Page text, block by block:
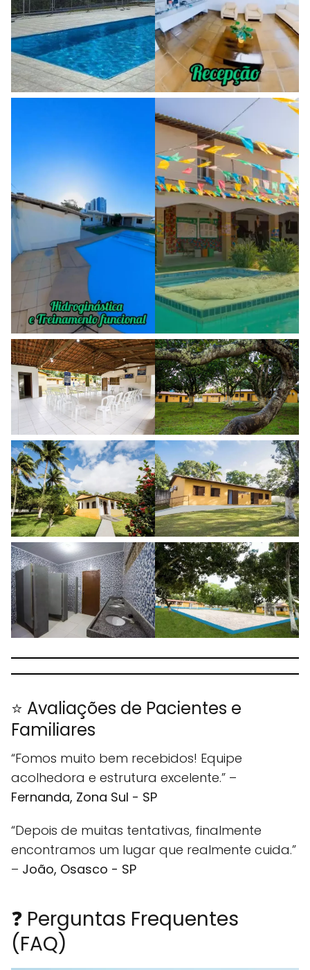
⭐ Avaliações de Pacientes e
Familiares
“Fomos muito bem recebidos! Equipe
acolhedora e estrutura excelente.” –
Fernanda, Zona Sul - SP
“Depois de muitas tentativas, finalmente
encontramos um lugar que realmente cuida.”
– João, Osasco - SP
❓ Perguntas Frequentes
(FAQ)